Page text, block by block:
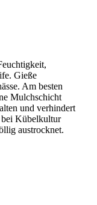
Gieße
Am besten
Mulchschicht
und verhindert
bei Kübelkultur
austrocknet.